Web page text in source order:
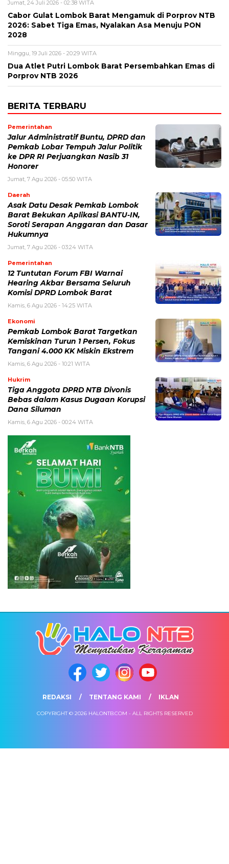
Jumat, 24 Juli 2026 - 02:38 WITA
Cabor Gulat Lombok Barat Mengamuk di Porprov NTB
2026: Sabet Tiga Emas, Nyalakan Asa Menuju PON
2028
Minggu, 19 Juli 2026 - 20:29 WITA
Dua Atlet Putri Lombok Barat Persembahkan Emas di
Porprov NTB 2026
BERITA TERBARU
Pemerintahan
Jalur Administratif Buntu, DPRD dan
Pemkab Lobar Tempuh Jalur Politik
ke DPR RI Perjuangkan Nasib 31
Honorer
Jumat, 7 Agu 2026 - 05:50 WITA
Daerah
Asak Datu Desak Pemkab Lombok
Barat Bekukan Aplikasi BANTU-IN,
Soroti Serapan Anggaran dan Dasar
Hukumnya
Jumat, 7 Agu 2026 - 03:24 WITA
Pemerintahan
12 Tuntutan Forum FBI Warnai
Hearing Akbar Bersama Seluruh
Komisi DPRD Lombok Barat
Kamis, 6 Agu 2026 - 14:25 WITA
Ekonomi
Pemkab Lombok Barat Targetkan
Kemiskinan Turun 1 Persen, Fokus
Tangani 4.000 KK Miskin Ekstrem
Kamis, 6 Agu 2026 - 10:21 WITA
Hukrim
Tiga Anggota DPRD NTB Divonis
Bebas dalam Kasus Dugaan Korupsi
Dana Siluman
Kamis, 6 Agu 2026 - 00:24 WITA
REDAKSI TENTANG KAMI IKLAN
COPYRIGHT © 2026 HALONTB.COM - ALL RIGHTS RESERVED